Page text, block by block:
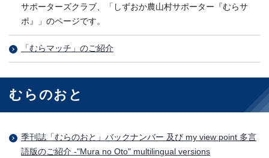
サポーターズクラブ、「しずおか農山村サポーター『むらサ
ポ』」のページです。
「むらマッチ」のご紹介
むらのおと
季刊誌「むらのおと」バックナンバー 及び my view point 多言
語版のご紹介 -"Mura no Oto" multilingual versions